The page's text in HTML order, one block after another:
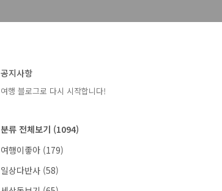
공지사항
여행 블로그로 다시 시작합니다!
분류 전체보기 (1094)
여행이좋아 (179)
일상다반사 (58)